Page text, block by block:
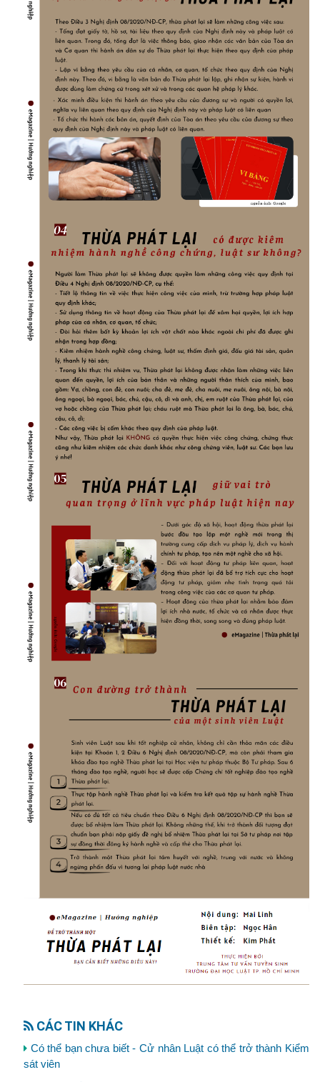
CÁC TIN KHÁC
Có thể bạn chưa biết - Cử nhân Luật có thể trở thành Kiểm
sát viên